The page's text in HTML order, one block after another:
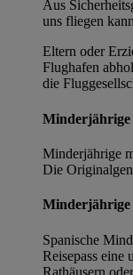
Aus
uns fliegen
Eltern oder
Flughafen
die
Minderjährige
Minderjährige
Die
Minderjährige
Spanische
Reisepass eine
Rathäusern